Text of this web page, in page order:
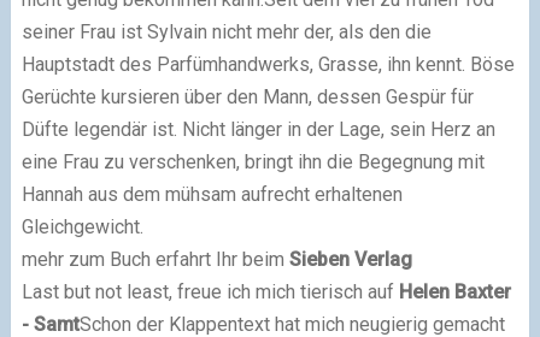
seiner Frau ist Sylvain nicht mehr der, als den die
Hauptstadt des Parfümhandwerks, Grasse, ihn kennt. Böse
Gerüchte kursieren über den Mann, dessen Gespür für
Düfte legendär ist. Nicht länger in der Lage, sein Herz an
eine Frau zu verschenken, bringt ihn die Begegnung mit
Hannah aus dem mühsam aufrecht erhaltenen
Gleichgewicht.
mehr zum Buch erfahrt Ihr beim Sieben Verlag
Last but not least, freue ich mich tierisch auf Helen Baxter
- SamtSchon der Klappentext hat mich neugierig gemacht